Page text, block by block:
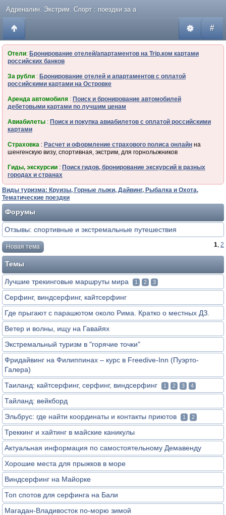
Адреналин. Экстрим. Спорт : поездки за а
#
Отели: Бронирование отелей/апартаментов на Trip.ком картами
российских банков
За рубли : Бронирование отелей и апартаментов с оплатой
российскими картами на Островке
Аренда автомобиля : Поиск и бронирование автомобилей
дебетовыми картами по лучшим ценам
Авиабилеты : Поиск и покупка авиабилетов с оплатой российскими
картами
Страховка : Расчет и оформление страхового полиса онлайн на
шенгенскую визу, спортивная, экстрим, для горнолыжников
Гиды, экскурсии : Поиск гидов, бронирование экскурсий в разных
городах и странах
Виды туризма: Круизы, Горные лыжи, Дайвинг, Рыбалка и Охота,
Тематические поездки
Форумы
Отзывы: спортивные и экстремальные путешествия
Новая тема 1, 2
Темы
Лучшие трекинговые маршруты мира 1 2 3
Серфинг, виндсерфинг, кайтсерфинг
Где прыгают с парашютом около Рима. Кратко о местных ДЗ.
Ветер и волны, ищу на Гавайях
Экстремальный туризм в "горячие точки"
Фридайвинг на Филиппинах – курс в Freedive-Inn (Пуэрто-
Галера)
Таиланд: кайтсерфинг, серфинг, виндсерфинг
1 2 3 4
Тайланд: вейкборд
Эльбрус: где найти координаты и контакты приютов
1 2
Треккинг и хайтинг в майские каникулы
Актуальная информация по самостоятельному Демавенду
Хорошие места для прыжков в море
Виндсерфинг на Майорке
Топ спотов для серфинга на Бали
Магадан-Владивосток по-морю зимой